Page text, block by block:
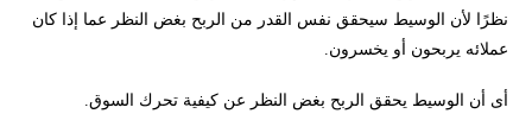
نظرًا لأن الوسيط سيحقق نفس القدر من الربح بغض النظر عما إذا كان
عملائه يربحون أو يخسرون.
أى أن الوسيط يحقق الربح بغض النظر عن كيفية تحرك السوق.